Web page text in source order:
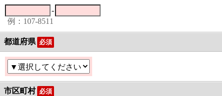
-
例：107-8511
都道府県 必須
市区町村 必須